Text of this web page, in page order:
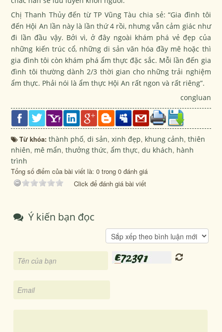
Chị Thanh Thủy đến từ TP Vũng Tàu chia sẻ: “Gia đình tôi
đến Hội An lần này là lần thứ 4 rồi, nhưng vẫn cảm giác như
đi lần đầu vậy. Bởi vì, ở đây ngoài khám phá vẻ đẹp của
những kiến trúc cổ, những di sản văn hóa đầy mê hoặc thì
gia đình tôi còn khám phá ẩm thực đặc sắc. Mỗi lần đến gia
đình tôi thường dành 2/3 thời gian cho những trải nghiệm
ẩm thực. Phải nói là ẩm thực Hội An rất ngon và rất riêng”.
congluan
Từ khóa:thành phố,di sản,xinh đẹp, khung cảnh,thiên
nhiên, mê mẩn,thưởng thức,ẩm thực,du khách, hành
trình
Tổng số điểm của bài viết là: 0 trong 0 đánh giá
Click để đánh giá bài viết
Ý kiến bạn đọc